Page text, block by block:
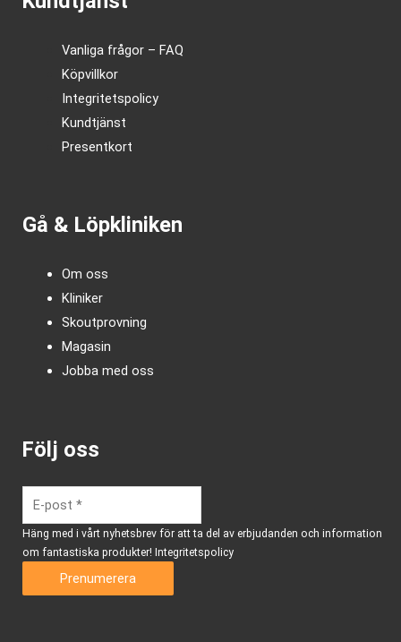
Vanliga frågor – FAQ
Köpvillkor
Integritetspolicy
Kundtjänst
Presentkort
Gå & Löpkliniken
Om oss
Kliniker
Skoutprovning
Magasin
Jobba med oss
Följ oss
Häng med i vårt nyhetsbrev för att ta del av erbjudanden och information
om fantastiska produkter! Integritetspolicy